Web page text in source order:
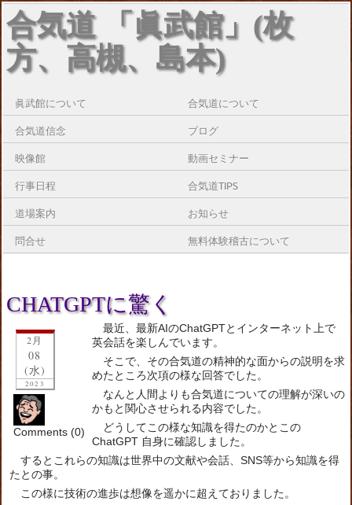
合気道 「眞武館」(枚
方、高槻、島本)
眞武館について 合気道について
合気道信念 ブログ
映像館 動画セミナー
行事日程 合気道TIPS
道場案内 お知らせ
問合せ 無料体験稽古について
CHATGPTに驚く
2月
08
(水)
2023
Comments (0)
最近、最新AIのChatGPTとインターネット上で
英会話を楽しんでいます。
そこで、その合気道の精神的な面からの説明を求
めたところ次項の様な回答でした。
なんと人間よりも合気道についての理解が深いの
かもと関心させられる内容でした。
どうしてこの様な知識を得たのかとこの
ChatGPT 自身に確認しました。
するとこれらの知識は世界中の文献や会話、SNS等から知識を得
たとの事。
この様に技術の進歩は想像を遥かに超えておりました。